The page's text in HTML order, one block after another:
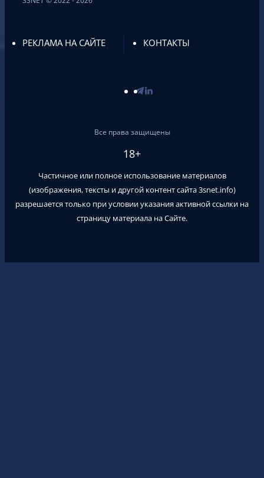
РЕКЛАМА НА САЙТЕ КОНТАКТЫ
Все права защищены
18+
Частичное или полное использование материалов
(изображения, тексты и другой контент сайта3snet.info)
разрешается только при условии указания активной ссылки на
страницу материала на Сайте.